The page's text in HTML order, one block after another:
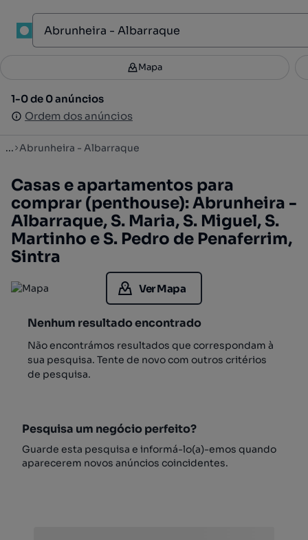
Filtros 2
1-0 de 0 anúncios
Ordem dos anúncios
Mapa
1-0 de 0 anúncios
Ordem dos anúncios
... Abrunheira - Albarraque
Casas e apartamentos para
comprar (penthouse): Abrunheira -
Albarraque, S. Maria, S. Miguel, S.
Martinho e S. Pedro de Penaferrim,
Sintra
Ver Mapa
Nenhum resultado encontrado
Não encontrámos resultados que correspondam à
sua pesquisa. Tente de novo com outros critérios
de pesquisa.
Pesquisa um negócio perfeito?
Guarde esta pesquisa e informá-lo(a)-emos quando
aparecerem novos anúncios coincidentes.